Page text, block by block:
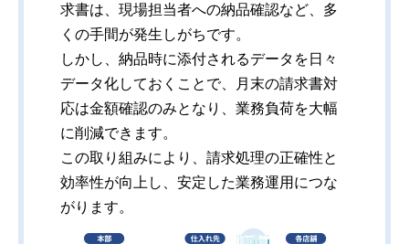
求書は、現場担当者への納品確認など、多
くの手間が発生しがちです。
しかし、納品時に添付されるデータを日々
データ化しておくことで、月末の請求書対
応は金額確認のみとなり、業務負荷を大幅
に削減できます。
この取り組みにより、請求処理の正確性と
効率性が向上し、安定した業務運用につな
がります。